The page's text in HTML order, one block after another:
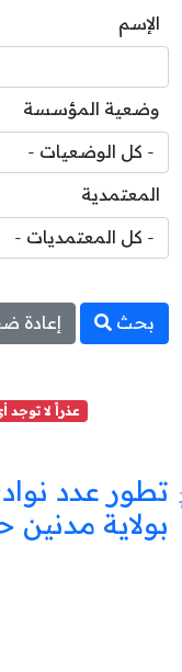
الإسم
وضعية المؤسسة
المعتمدية
بحث إعادة
عذراً لا
تطور عدد
بولاية